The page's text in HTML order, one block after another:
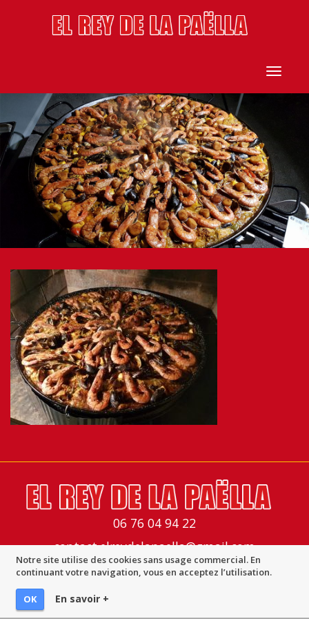
Notre site utilise des cookies sans usage commercial. En
continuant votre navigation, vous en acceptez l’utilisation.
OK En savoir +
06 76 04 94 22
contact.elreydelapaella@gmail.com
Mentions légales - Imprimer la page -© Multimed Solutions